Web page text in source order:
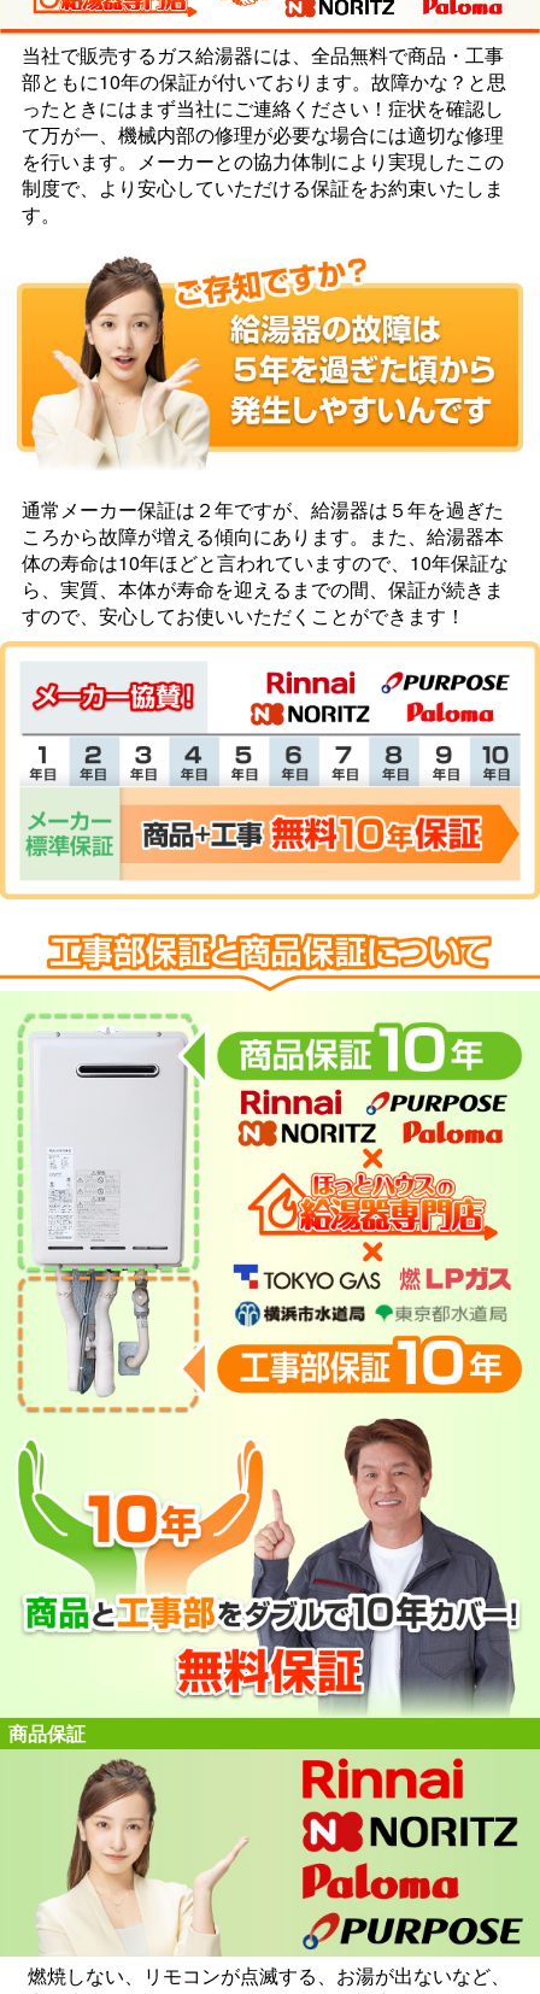
当社で販売するガス給湯器には、全品無料で商品・工事
部ともに10年の保証が付いております。故障かな？と思
ったときにはまず当社にご連絡ください！症状を確認し
て万が一、機械内部の修理が必要な場合には適切な修理
を行います。メーカーとの協力体制により実現したこの
制度で、より安心していただける保証をお約束いたしま
す。
通常メーカー保証は２年ですが、給湯器は５年を過ぎた
ころから故障が増える傾向にあります。また、給湯器本
体の寿命は10年ほどと言われていますので、10年保証な
ら、実質、本体が寿命を迎えるまでの間、保証が続きま
すので、安心してお使いいただくことができます！
商品保証
燃焼しない、リモコンが点滅する、お湯が出ないなど、